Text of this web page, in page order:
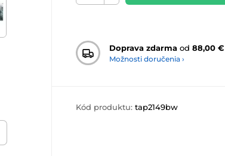
Doprava zdarma od 88,00 €
Možnosti doručenia ›
Kód produktu: tap2149bw